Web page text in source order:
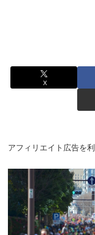
X
アフィリエイト広告を